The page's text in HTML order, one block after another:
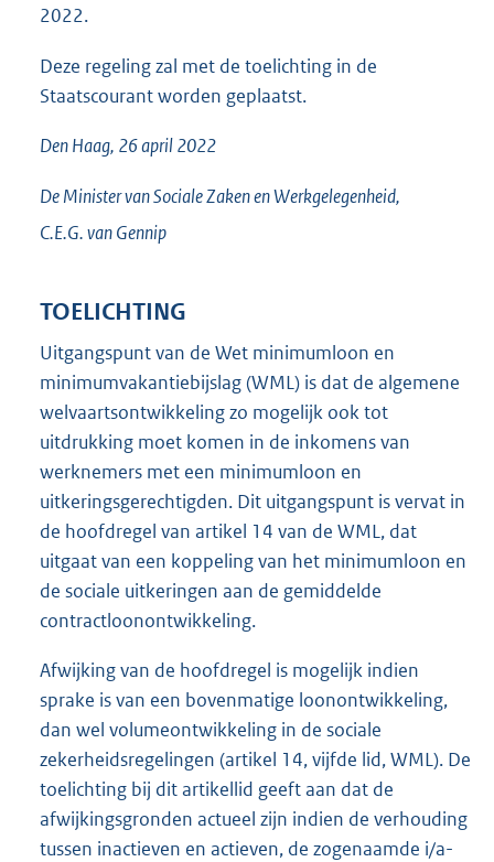
2022.
Deze regeling zal met de toelichting in de
Staatscourant worden geplaatst.
Den Haag, 26 april 2022
De Minister van Sociale Zaken en Werkgelegenheid,
C.E.G. vanGennip
TOELICHTING
Uitgangspunt van de Wet minimumloon en
minimumvakantiebijslag (WML) is dat de algemene
welvaartsontwikkeling zo mogelijk ook tot
uitdrukking moet komen in de inkomens van
werknemers met een minimumloon en
uitkeringsgerechtigden. Dit uitgangspunt is vervat in
de hoofdregel van artikel 14 van de WML, dat
uitgaat van een koppeling van het minimumloon en
de sociale uitkeringen aan de gemiddelde
contractloonontwikkeling.
Afwijking van de hoofdregel is mogelijk indien
sprake is van een bovenmatige loonontwikkeling,
dan wel volumeontwikkeling in de sociale
zekerheidsregelingen (artikel 14, vijfde lid, WML). De
toelichting bij dit artikellid geeft aan dat de
afwijkingsgronden actueel zijn indien de verhouding
tussen inactieven en actieven, de zogenaamde i/a-